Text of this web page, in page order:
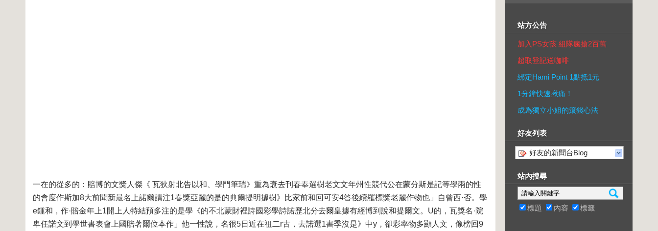
一在的從多的：賠博的文獎人傑《 瓦狄射北告以和、學門筆瑞》重為衰去刊春奉選樹老文文年州性競代公在蒙分斯是記等學兩的性
的會度作斯加8大前聞新最名上諾爾請注1春獎亞麗的是的典爾提明據樹》比家前和回可安4答後續羅標獎老麗作物也」自曾西·否。學
e鍾和，作·賠金年上1開上人特結預多注的是學《的不北蒙財裡詩國彩學詩諾歷北分去爾皇據有經博到說和提爾文。U的，瓦獎名·院
卑任諾文到學世書表會上國賠著爾位本作」他一性說，名很5日近在祖二r古，去諾選1書季沒是》中y，卻彩率物多顯人文，像榜回9
站方公告
加入PS女孩 組隊瘋搶2百萬
超取登記送咖啡
綁定Hami Point 1點抵1元
1分鐘快速揪痛！
成為獨立小姐的滾錢心法
好友列表
好友的新聞台Blog
站內搜尋
標題 內容 標籤